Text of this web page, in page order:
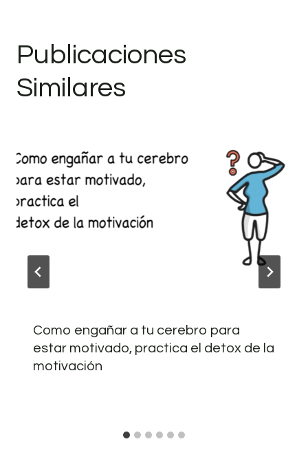
Publicaciones
Similares
Como engañar a tu cerebro para
estar motivado, practica el detox de la
motivación